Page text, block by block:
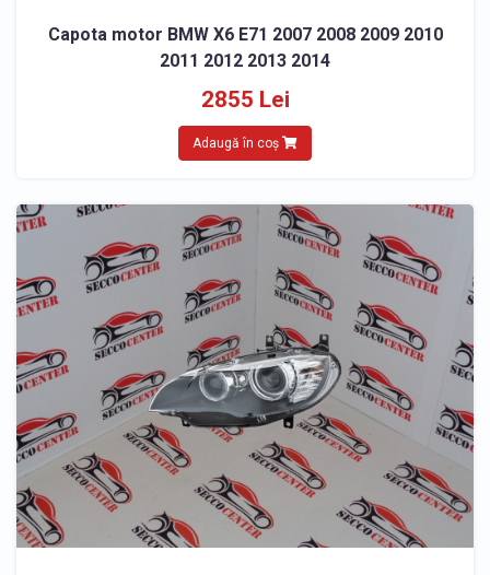
Capota motor BMW X6 E71 2007 2008 2009 2010
2011 2012 2013 2014
2855 Lei
Adaugă în coș